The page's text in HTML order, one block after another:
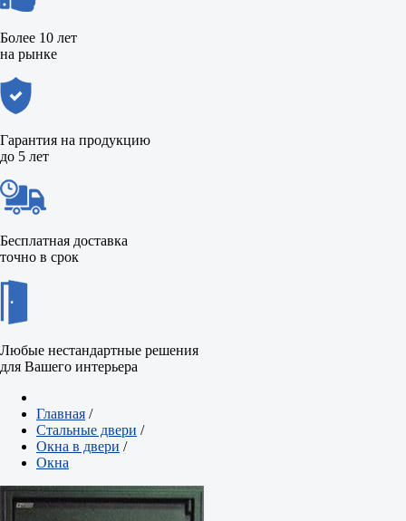
Более 10 лет
на рынке
Гарантия на продукцию
до 5 лет
Бесплатная доставка
точно в срок
Любые нестандартные решения
для Вашего интерьера
Главная /
Стальные двери /
Окна в двери /
Окна